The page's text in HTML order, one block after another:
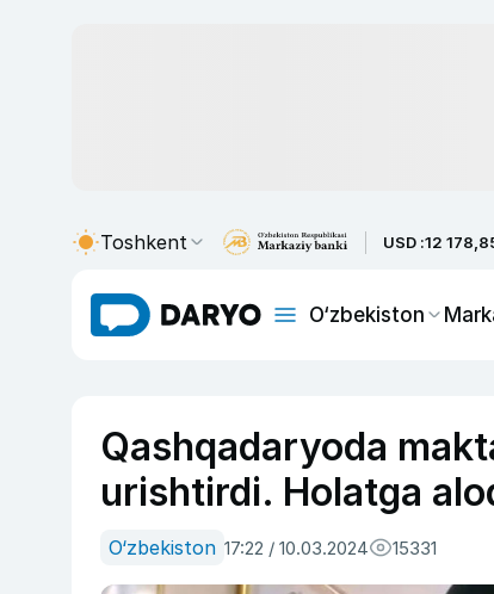
Toshkent USD :12
O‘zbekiston
Qashqadaryoda
urishtirdi. Holatga
O‘zbekiston 17:22 / 10.03.2024 15331